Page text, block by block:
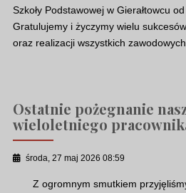
Szkoły Podstawowej w Gierałtowcu
Gratulujemy i życzymy wielu
oraz realizacji wszystkich
Ostatnie pożegnanie
wieloletniego
środa, 27 maj 2026 08:59
Z ogromnym smutkiem